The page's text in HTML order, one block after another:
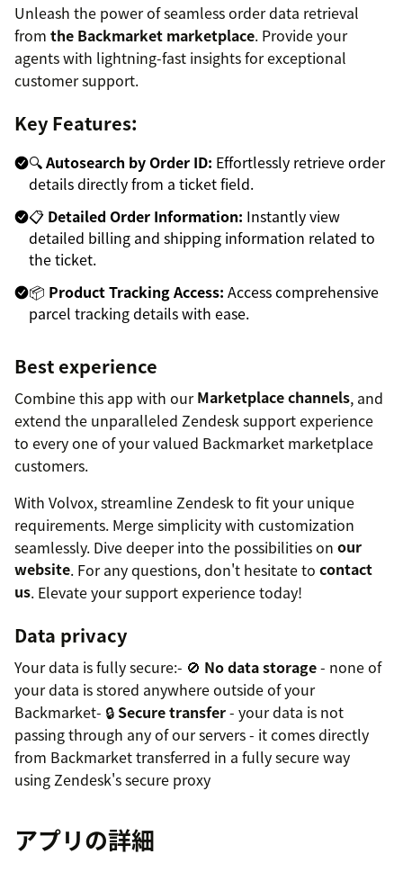
Unleash the power of seamless order data retrieval
from the Backmarket marketplace. Provide your
agents with lightning-fast insights for exceptional
customer support.
Key Features:
🔍Autosearch by Order ID: Effortlessly retrieve order
details directly from a ticket field.
📋 Detailed Order Information: Instantly view
detailed billing and shipping information related to
the ticket.
📦 Product Tracking Access: Access comprehensive
parcel tracking details with ease.
Best experience
Combine this app with ourMarketplace channels, and
extend the unparalleled Zendesk support experience
to every one of your valued Backmarket marketplace
customers.
With Volvox, streamline Zendesk to fit your unique
requirements. Merge simplicity with customization
seamlessly. Dive deeper into the possibilities on our
website. For any questions, don't hesitate to contact
us. Elevate your support experience today!
Data privacy
Your data is fully secure:- 🚫 No data storage- none of
your data is stored anywhere outside of your
Backmarket- 🔒 Secure transfer- your data is not
passing through any of our servers - it comes directly
from Backmarket transferred in a fully secure way
using Zendesk's secure proxy
アプリの詳細